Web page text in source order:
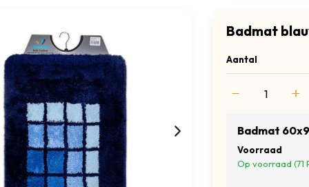
Badmat
Aantal
Badmat
Voorraad
Op voorraad (71